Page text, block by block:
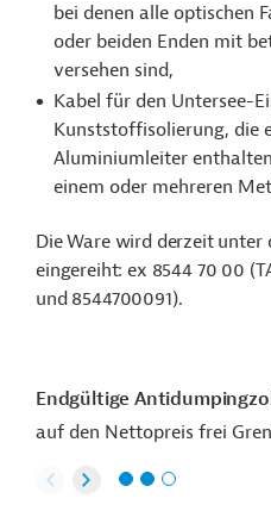
bei denen alle optischen
oder beiden Enden mit
versehen sind,
Kabel für den Untersee-
Kunststoffisolierung, die
Aluminiumleiter
einem oder mehreren
Die Ware wird derzeit unter
eingereiht: ex 8544 70 00
und 8544700091).
Endgültige
auf den Nettopreis frei